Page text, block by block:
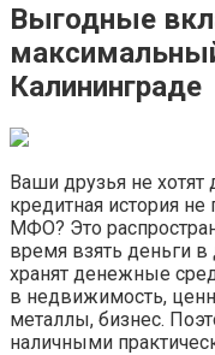
Выгодные
Калининграде
Ваши друзья не хотят
кредитная история не
МФО? Это
время взять деньги
хранят денежные
в недвижимость,
металлы, бизнес.
наличными